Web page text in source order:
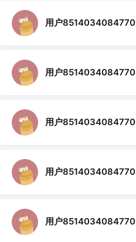
用户8514034084770
用户8514034084770
用户8514034084770
用户8514034084770
用户8514034084770